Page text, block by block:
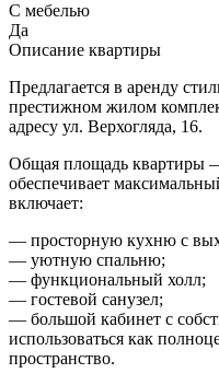
С мебелью
Да
Описание квартиры
Предлагается в аренду
престижном жилом
адресу ул. Верхогляда, 16.
Общая площадь квартиры
обеспечивает
включает:
— просторную кухню с
— уютную спальню;
— функциональный холл;
— гостевой санузел;
— большой кабинет с
использоваться как
пространство.